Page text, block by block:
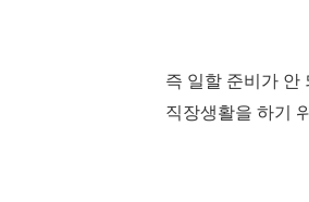
즉 일할 준비가 안
직장생활을 하기